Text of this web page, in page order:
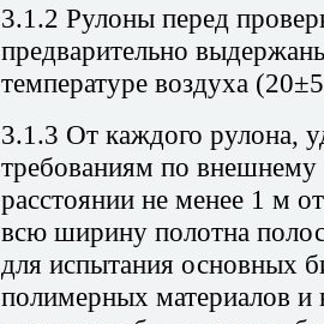
3.1.2 Рулоны перед
предварительно
температуре воздуха
3.1.3 От каждого рулона,
требованиям по
расстоянии не менее 1 м
всю ширину полотна
для испытания основных
полимерных материалов